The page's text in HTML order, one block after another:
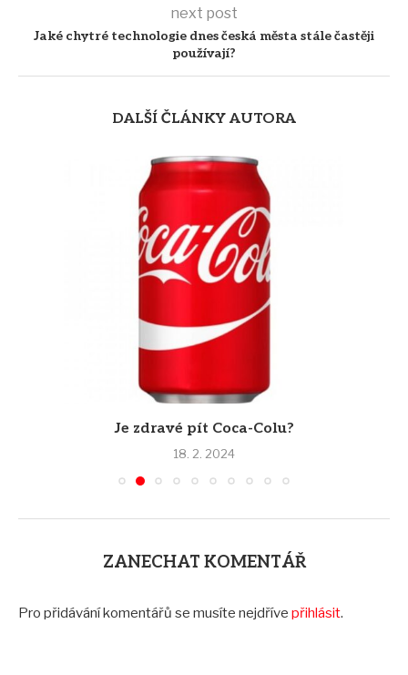
next post
Jaké chytré technologie dnes česká města stále častěji
používají?
DALŠÍ ČLÁNKY AUTORA
Je zdravé pít Coca-Colu?
18. 2. 2024
ZANECHAT KOMENTÁŘ
Pro přidávání komentářů se musíte nejdříve přihlásit.